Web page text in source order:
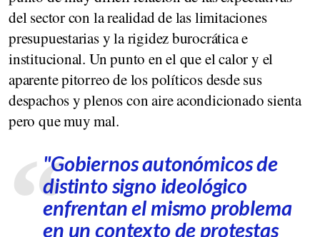
del sector con la realidad de las limitaciones
presupuestarias y la rigidez burocrática e
institucional. Un punto en el que el calor y el
aparente pitorreo de los políticos desde sus
despachos y plenos con aire acondicionado sienta
pero que muy mal.
"Gobiernos autonómicos de
distinto signo ideológico
enfrentan el mismo problema
en un contexto de protestas